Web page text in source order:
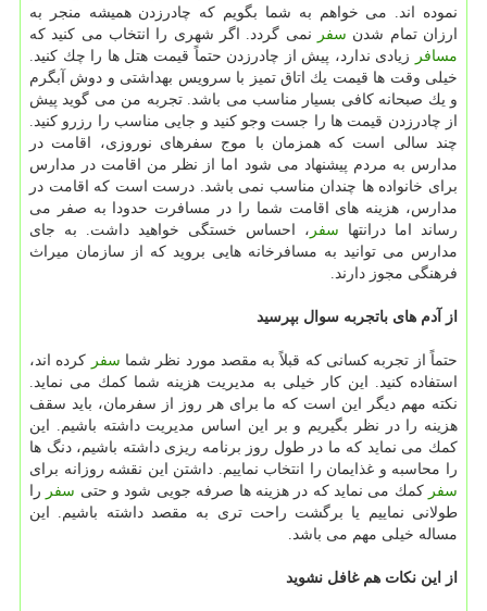
نموده اند. می خواهم به شما بگویم كه چادرزدن همیشه منجر به
ارزان تمام شدن سفر
نمی گردد. اگر شهری را انتخاب می كنید كه
مسافر
زیادی ندارد، پیش از چادرزدن حتماً قیمت هتل ها را چك كنید.
خیلی وقت ها قیمت یك اتاق تمیز با سرویس بهداشتی و دوش آبگرم
و یك صبحانه كافی بسیار مناسب می باشد. تجربه من می گوید پیش
از چادرزدن قیمت ها را جست وجو كنید و جایی مناسب را رزرو كنید.
چند سالی است كه همزمان با موج سفرهای نوروزی، اقامت در
مدارس به مردم پیشنهاد می شود اما از نظر من اقامت در مدارس
برای خانواده ها چندان مناسب نمی باشد. درست است كه اقامت در
مدارس، هزینه های اقامت شما را در مسافرت حدودا به صفر می
رساند اما درانتها سفر ، احساس خستگی خواهید داشت. به جای
مدارس می توانید به مسافرخانه هایی بروید كه از سازمان میراث
فرهنگی مجوز دارند.
از آدم های باتجربه سوال بپرسید
حتماً از تجربه كسانی كه قبلاً به مقصد مورد نظر شما سفر كرده اند،
استفاده كنید. این كار خیلی به مدیریت هزینه شما كمك می نماید.
نكته مهم دیگر این است كه ما برای هر روز از سفرمان، باید سقف
هزینه را در نظر بگیریم و بر این اساس مدیریت داشته باشیم. این
كمك می نماید كه ما در طول روز برنامه ریزی داشته باشیم، دنگ ها
را محاسبه و غذایمان را انتخاب نماییم. داشتن این نقشه روزانه برای
سفر كمك می نماید كه در هزینه ها صرفه جویی شود و حتی سفر را
طولانی نماییم یا برگشت راحت تری به مقصد داشته باشیم. این
مساله خیلی مهم می باشد.
از این نكات هم غافل نشوید